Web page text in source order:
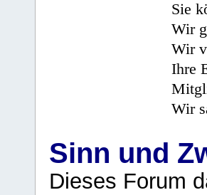
Sie
Wir
Wir
Ihre
Wir
Sinn und
Dieses Forum